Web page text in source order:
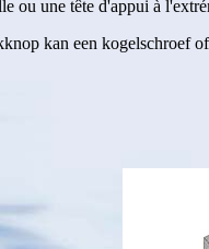
ou une tête d'appui à
kan een kogelschroef